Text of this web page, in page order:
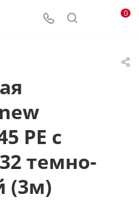
0
PE с
темно-
(3м)